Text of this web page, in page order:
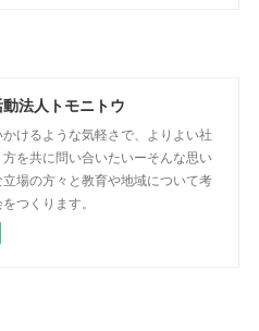
法人トモニトウ
けるような気軽さで、よりよい社
を共に問い合いたいーそんな思い
場の方々と教育や地域について考
つくります。